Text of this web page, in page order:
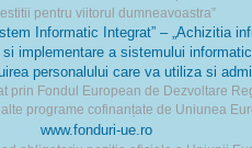
pentru viitorul dumneavoastra”
Informatic Integrat” – „Achizitia
implementare a sistemului
personalului care va utiliza si
prin Fondul European de Dezvoltare
programe cofinanțate de Uniunea
www.fonduri-ue.ro